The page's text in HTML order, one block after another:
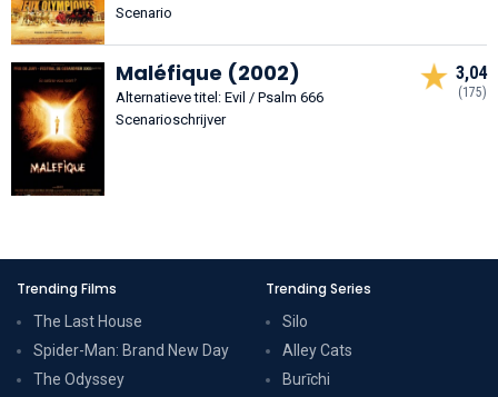
Scenario
Maléfique (2002)
Alternatieve titel: Evil / Psalm 666
Scenarioschrijver
3,04
(175)
Trending Films
The Last House
Spider-Man: Brand New Day
The Odyssey
Trending Series
Silo
Alley Cats
Burīchi